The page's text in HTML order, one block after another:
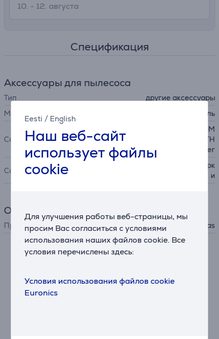
Eesti / English
Наш веб-сайт
использует файлы
cookie
Для улучшения работы веб-страницы, мы
просим Вас согласиться с условиями
использования наших файлов cookie. Все
условия перечислены здесь:
Условия использования файлов cookie
Euronics
10. - 12. августа
Спецификация
Аксессуары для пылесоса
Тип
другие аксессуары
Материал
текстиль
Совместимость
THOMAS Hygiene T2 THOM
AS MultiClean X7 AQUA + TH
OMAS TWIN T2 Aquafilter
Совместимость
пылесос для влажной уборк
и
Общий параметр
Производитель Thomas